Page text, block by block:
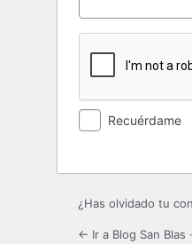
Recuérdame
¿Has olvidado tu
← Ir a Blog San Blas